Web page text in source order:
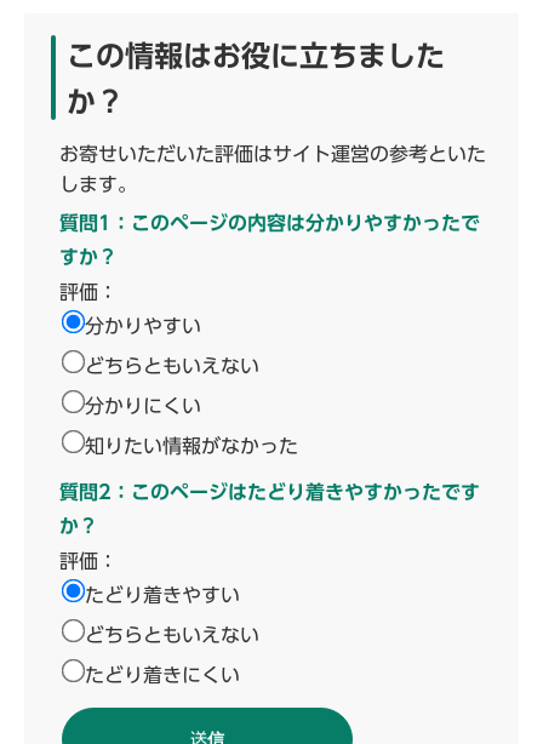
この情報はお役に立ちました
か？
お寄せいただいた評価はサイト運営の参考といた
します。
質問1：このページの内容は分かりやすかったで
すか？
評価：
分かりやすい
どちらともいえない
分かりにくい
知りたい情報がなかった
質問2：このページはたどり着きやすかったです
か？
評価：
たどり着きやすい
どちらともいえない
たどり着きにくい